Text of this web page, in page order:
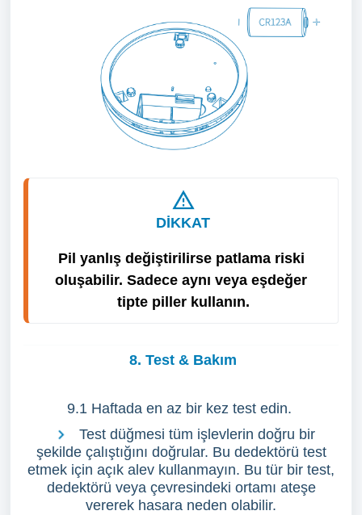
DİKKAT
Pil yanlış değiştirilirse patlama riski
oluşabilir. Sadece aynı veya eşdeğer
tipte piller kullanın.
8. Test & Bakım
9.1 Haftada en az bir kez test edin.
Test düğmesi tüm işlevlerin doğru bir
şekilde çalıştığını doğrular. Bu dedektörü test
etmek için açık alev kullanmayın. Bu tür bir test,
dedektörü veya çevresindeki ortamı ateşe
vererek hasara neden olabilir.